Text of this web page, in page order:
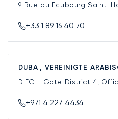
9 Rue du Faubourg Saint-
+33 1 89 16 40 70
DUBAI, VEREINIGTE
DIFC - Gate District 4,
+971 4 227 4434